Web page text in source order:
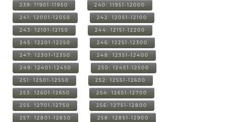
239: 11901-11950 240: 11951-12000
241: 12001-12050 242: 12051-12100
243: 12101-12150 244: 12151-12200
245: 12201-12250 246: 12251-12300
247: 12301-12350 248: 12351-12400
249: 12401-12450 250: 12451-12500
251: 12501-12550 252: 12551-12600
253: 12601-12650 254: 12651-12700
255: 12701-12750 256: 12751-12800
257: 12801-12850 258: 12851-12900